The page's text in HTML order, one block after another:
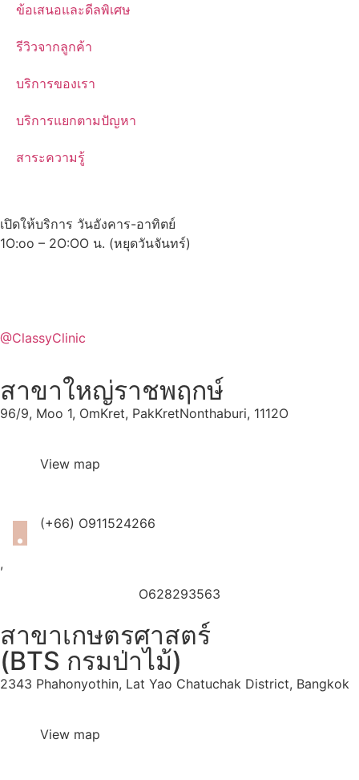
ข้อเสนอและดีลพิเศษ
รีวิวจากลูกค้า
บริการของเรา
บริการแยกตามปัญหา
สาระความรู้
เปิดให้บริการ วันอังคาร-อาทิตย์
1O:oo – 2O:OO น. (หยุดวันจันทร์)
@ClassyClinic
สาขาใหญ่ราชพฤกษ์
96/9, Moo 1, OmKret, PakKretNonthaburi, 1112O
View map
(+66) O911524266
,
O628293563
สาขาเกษตรศาสตร์
(BTS กรมป่าไม้)
2343 Phahonyothin, Lat Yao Chatuchak District, Bangkok
View map